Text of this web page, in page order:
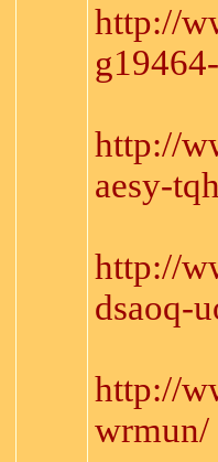
http://
http://
aesy-
http://
dsaoq-
http://
wrmun/